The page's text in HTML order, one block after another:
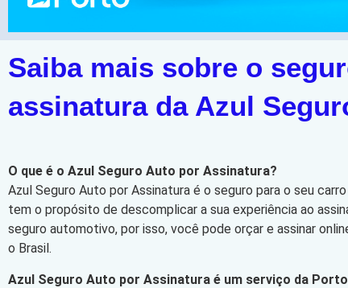
Saiba mais sobre o
assinatura da Azul
O que é o Azul Seguro Auto por Assinatura?
Azul Seguro Auto por Assinatura é o seguro para o seu
tem o propósito de descomplicar a sua experiência ao
seguro automotivo, por isso, você pode orçar e assinar
o Brasil.
Azul Seguro Auto por Assinatura é um serviço da